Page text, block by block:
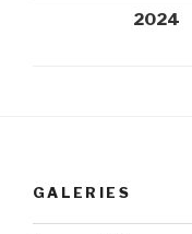
2024
GALERIES